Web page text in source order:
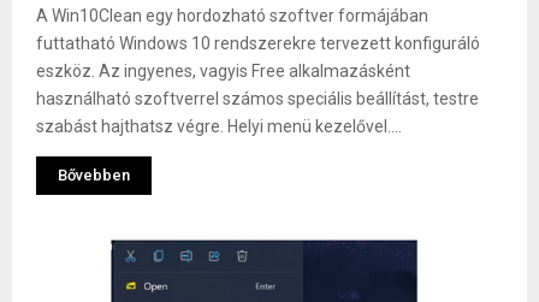
A Win10Clean egy hordozható szoftver formájában
futtatható Windows 10 rendszerekre tervezett konfiguráló
eszköz. Az ingyenes, vagyis Free alkalmazásként
használható szoftverrel számos speciális beállítást, testre
szabást hajthatsz végre. Helyi menü kezelővel....
Bővebben